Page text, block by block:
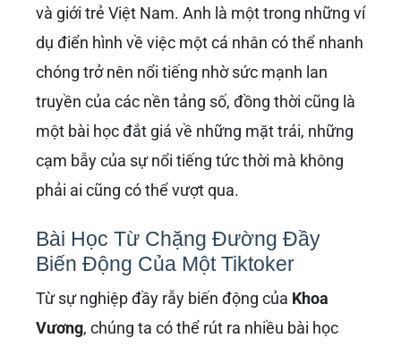
và giới trẻ Việt Nam. Anh là một trong những ví
dụ điển hình về việc một cá nhân có thể nhanh
chóng trở nên nổi tiếng nhờ sức mạnh lan
truyền của các nền tảng số, đồng thời cũng là
một bài học đắt giá về những mặt trái, những
cạm bẫy của sự nổi tiếng tức thời mà không
phải ai cũng có thể vượt qua.
Bài Học Từ Chặng Đường Đầy
Biến Động Của Một Tiktoker
Từ sự nghiệp đầy rẫy biến động của Khoa
Vương, chúng ta có thể rút ra nhiều bài học